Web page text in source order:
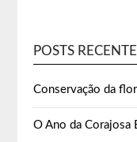
POSTS
Conservação da
O Ano da Corajosa